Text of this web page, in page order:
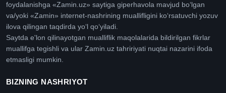
foydalanishga «Zamin.uz» saytiga giperhavola mavjud boʻlgan
va/yoki «Zamin» internet-nashrining muallifligini koʻrsatuvchi yozuv
ilova qilingan taqdirda yoʻl qoʻyiladi.
Saytda e'lon qilinayotgan mualliflik maqolalarida bildirilgan fikrlar
muallifga tegishli va ular Zamin.uz tahririyati nuqtai nazarini ifoda
etmasligi mumkin.
BIZNING NASHRIYOT